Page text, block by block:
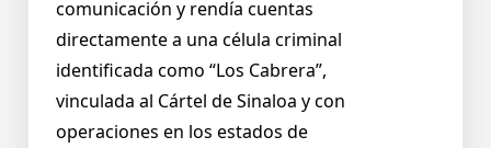
comunicación y rendía cuentas
directamente a una célula criminal
identificada como “Los Cabrera”,
vinculada al Cártel de Sinaloa y con
operaciones en los estados de